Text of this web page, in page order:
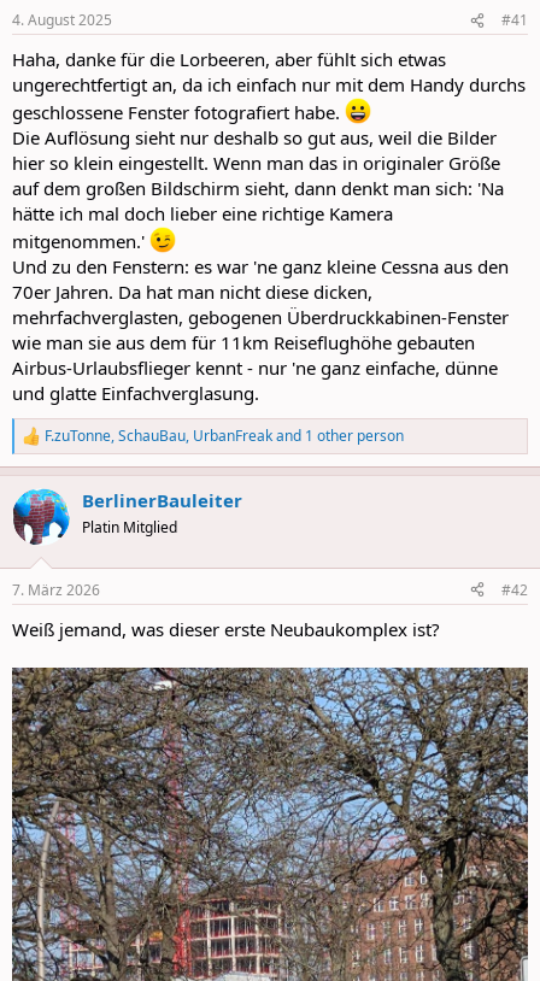
s
4. August 2025 #41
Haha, danke für die Lorbeeren, aber fühlt sich etwas
ungerechtfertigt an, da ich einfach nur mit dem Handy durchs
geschlossene Fenster fotografiert habe.
Die Auflösung sieht nur deshalb so gut aus, weil die Bilder
hier so klein eingestellt. Wenn man das in originaler Größe
auf dem großen Bildschirm sieht, dann denkt man sich: 'Na
hätte ich mal doch lieber eine richtige Kamera
mitgenommen.'
Und zu den Fenstern: es war 'ne ganz kleine Cessna aus den
70er Jahren. Da hat man nicht diese dicken,
mehrfachverglasten, gebogenen Überdruckkabinen-Fenster
wie man sie aus dem für 11km Reiseflughöhe gebauten
Airbus-Urlaubsflieger kennt - nur 'ne ganz einfache, dünne
und glatte Einfachverglasung.
R
e
a
c
t
i
s
F.zuTonne,SchauBau, UrbanFreakand 1 other person
BerlinerBauleiter
Platin Mitglied
7. März 2026 #42
Weiß jemand, was dieser erste Neubaukomplex ist?